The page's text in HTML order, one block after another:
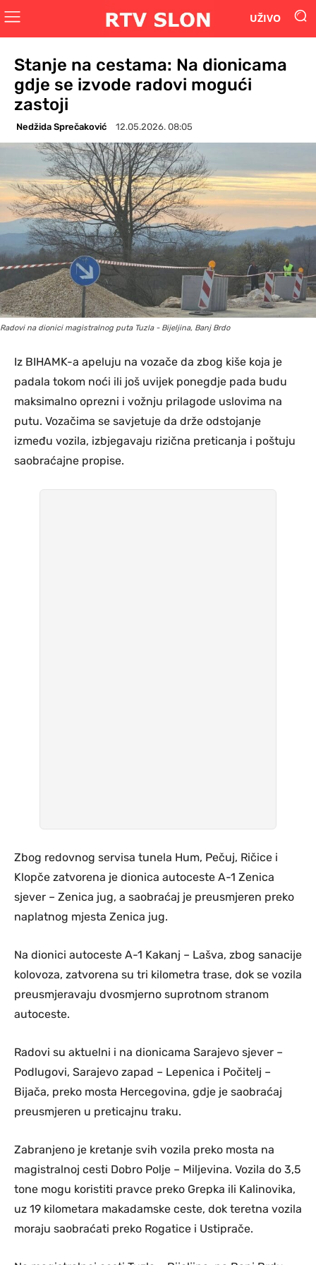
UŽIVO
Stanje na cestama: Na dionicama
gdje se izvode radovi mogući
zastoji
Nedžida Sprečaković 12.05.2026. 08:05
Radovi na dionici magistralnog puta Tuzla - Bijeljina, Banj Brdo
Iz BIHAMK-a apeluju na vozače da zbog kiše koja je
padala tokom noći ili još uvijek ponegdje pada budu
maksimalno oprezni i vožnju prilagode uslovima na
putu. Vozačima se savjetuje da drže odstojanje
između vozila, izbjegavaju rizična preticanja i poštuju
saobraćajne propise.
Zbog redovnog servisa tunela Hum, Pečuj, Ričice i
Klopče zatvorena je dionica autoceste A-1 Zenica
sjever – Zenica jug, a saobraćaj je preusmjeren preko
naplatnog mjesta Zenica jug.
Na dionici autoceste A-1 Kakanj – Lašva, zbog sanacije
kolovoza, zatvorena su tri kilometra trase, dok se vozila
preusmjeravaju dvosmjerno suprotnom stranom
autoceste.
Radovi su aktuelni i na dionicama Sarajevo sjever –
Podlugovi, Sarajevo zapad – Lepenica i Počitelj –
Bijača, preko mosta Hercegovina, gdje je saobraćaj
preusmjeren u preticajnu traku.
Zabranjeno je kretanje svih vozila preko mosta na
magistralnoj cesti Dobro Polje – Miljevina. Vozila do 3,5
tone mogu koristiti pravce preko Grepka ili Kalinovika,
uz 19 kilometara makadamske ceste, dok teretna vozila
moraju saobraćati preko Rogatice i Ustiprače.